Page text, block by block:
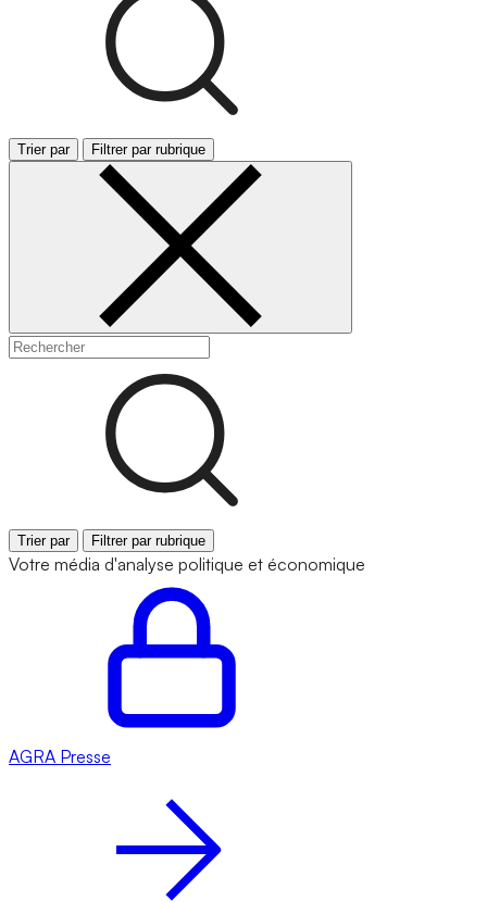
Trier par Filtrer par rubrique
Trier par Filtrer par rubrique
Votre média d'analyse politique et économique
AGRA Presse